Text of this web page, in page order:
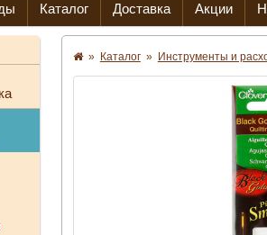
Каталог Доставка Акции
» Каталог » Инструменты и